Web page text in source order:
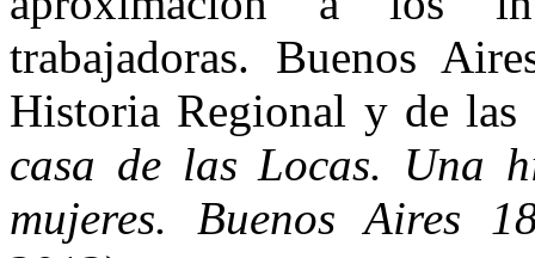
trabajadoras. Buenos
Historia Regional y de
casa de las Locas. Una
mujeres. Buenos Aires